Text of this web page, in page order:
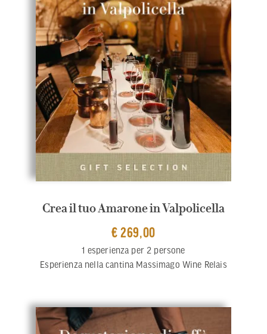
Crea il tuo Amarone in Valpolicella
€ 269,00
1 esperienza per 2 persone
Esperienza nella cantina Massimago Wine Relais